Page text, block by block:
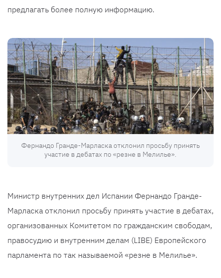
предлагать более полную информацию.
Фернандо Гранде-Марласка отклонил просьбу принять
участие в дебатах по «резне в Мелилье».
Министр внутренних дел Испании Фернандо Гранде-
Марласка отклонил просьбу принять участие в дебатах,
организованных Комитетом по гражданским свободам,
правосудию и внутренним делам (LIBE) Европейского
парламента по так называемой «резне в Мелилье».